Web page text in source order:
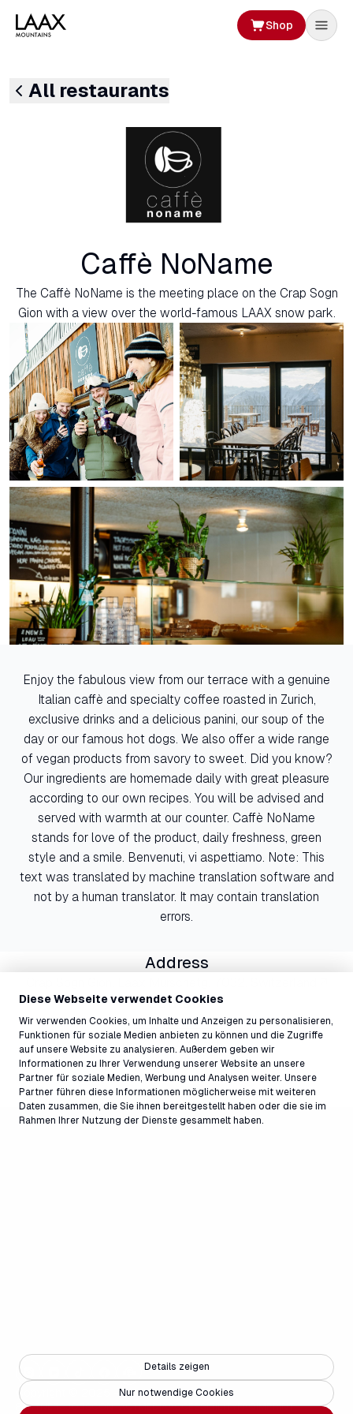
Diese Webseite verwendet Cookies
Wir verwenden Cookies, um Inhalte und Anzeigen zu personalisieren,
Funktionen für soziale Medien anbieten zu können und die Zugriffe
auf unsere Website zu analysieren. Außerdem geben wir
Informationen zu Ihrer Verwendung unserer Website an unsere
Partner für soziale Medien, Werbung und Analysen weiter. Unsere
Partner führen diese Informationen möglicherweise mit weiteren
Daten zusammen, die Sie ihnen bereitgestellt haben oder die sie im
Rahmen Ihrer Nutzung der Dienste gesammelt haben.
Nur notwendige Cookies
Details zeigen
Shop
All restaurants
Caffè NoName
The Caffè NoName is the meeting place on the Crap Sogn
Gion with a view over the world-famous LAAX snow park.
Enjoy the fabulous view from our terrace with a genuine
Italian caffè and specialty coffee roasted in Zurich,
exclusive drinks and a delicious panini, our soup of the
day or our famous hot dogs. We also offer a wide range
of vegan products from savory to sweet. Did you know?
Our ingredients are homemade daily with great pleasure
according to our own recipes. You will be advised and
served with warmth at our counter. Caffè NoName
stands for love of the product, daily freshness, green
style and a smile. Benvenuti, vi aspettiamo. Note: This
text was translated by machine translation software and
not by a human translator. It may contain translation
errors.
Address
Contact
info@laax.com
081 927 73 44
Copyright © 2025 - Weisse Arena Gruppe
PARTNERSJOBSCONTACTMEDIAACCESSIBILITYFAQIMPRINT